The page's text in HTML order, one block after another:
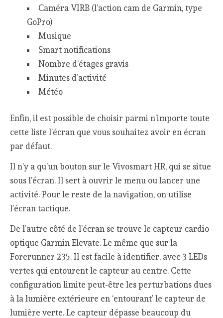
Caméra VIRB (l’action cam de Garmin, type
GoPro)
Musique
Smart notifications
Nombre d’étages gravis
Minutes d’activité
Météo
Enfin, il est possible de choisir parmi n’importe toute
cette liste l’écran que vous souhaitez avoir en écran
par défaut.
Il n’y a qu’un bouton sur le Vivosmart HR, qui se situe
sous l’écran. Il sert à ouvrir le menu ou lancer une
activité. Pour le reste de la navigation, on utilise
l’écran tactique.
De l’autre côté de l’écran se trouve le capteur cardio
optique Garmin Elevate. Le même que sur la
Forerunner 235. Il est facile à identifier, avec 3 LEDs
vertes qui entourent le capteur au centre. Cette
configuration limite peut-être les perturbations dues
à la lumière extérieure en ‘entourant’ le capteur de
lumière verte. Le capteur dépasse beaucoup du